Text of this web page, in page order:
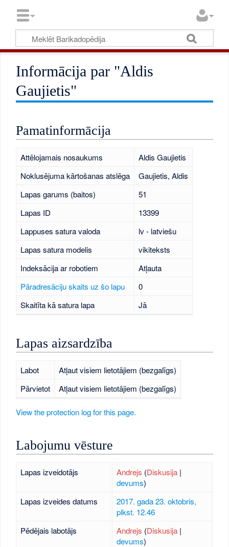
Informācija par "Aldis
Gaujietis"
Pamatinformācija
Attēlojamais nosaukums
Aldis Gaujietis
Noklusējuma kārtošanas atslēga
Gaujietis, Aldis
Lapas garums (baitos)
51
Lapas ID
13399
Lappuses satura valoda
lv - latviešu
Lapas satura modelis
vikiteksts
Indeksācija ar robotiem
Atļauta
Pāradresāciju skaits uz šo lapu
0
Skaitīta kā satura lapa
Jā
Lapas aizsardzība
Labot
Atļaut visiem lietotājiem (bezgalīgs)
Pārvietot
Atļaut visiem lietotājiem (bezgalīgs)
View the protection log for this page.
Labojumu vēsture
Lapas izveidotājs Andrejs (Diskusija|
devums)
Lapas izveides datums
2017. gada 23. oktobris,
plkst. 12.46
Pēdējais labotājs
Andrejs (Diskusija|
devums)